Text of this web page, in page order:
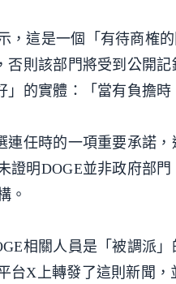
，這是一個「有待商榷
否則該部門將受到公開
」的實體：「當有負擔
連任時的一項重要承諾
證明DOGE並非政府部
。
相關人員是「被調派
台X上轉發了這則新聞，